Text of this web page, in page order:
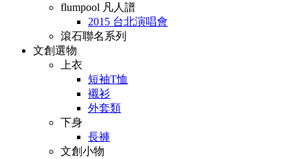
flumpool 凡人譜
2015 台北演唱會
滾石聯名系列
文創選物
上衣
短袖T恤
襯衫
外套類
下身
長褲
文創小物